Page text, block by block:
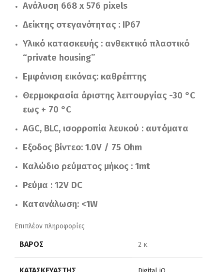
Ανάλυση 668 x 576 pixels
Δείκτης στεγανότητας : IP67
Υλικό κατασκευής : ανθεκτικό πλαστικό
“private housing”
Εμφάνιση εικόνας: καθρέπτης
Θερμοκρασία άριστης λειτουργίας -30 °C
εως + 70 °C
AGC, BLC, ισορροπία λευκού : αυτόματα
Εξοδος βίντεο: 1.0V / 75 Ohm
Καλώδιο ρεύματος μήκος : 1mt
Ρεύμα : 12V DC
Κατανάλωση: <1W
Επιπλέον πληροφορίες
ΒΆΡΟΣ 2 κ.